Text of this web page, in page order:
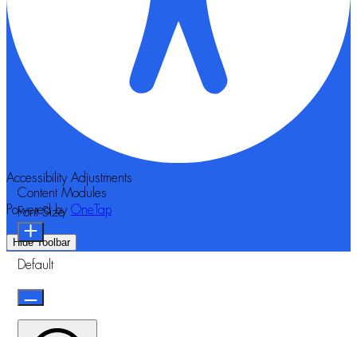
Accessibility Adjustments
Powered by OneTap
Hide Toolbar
Content Modules
Font Size
Default